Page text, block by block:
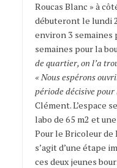
Roucas Blanc » à
débuteront le lundi
environ 3 semaines
semaines pour la
de quartier, on l’a
« Nous espérons
période décisive
Clément. L’espace
labo de 65 m2 et
Pour le Bricoleur de
s’agit d’une étape
ces deux jeunes